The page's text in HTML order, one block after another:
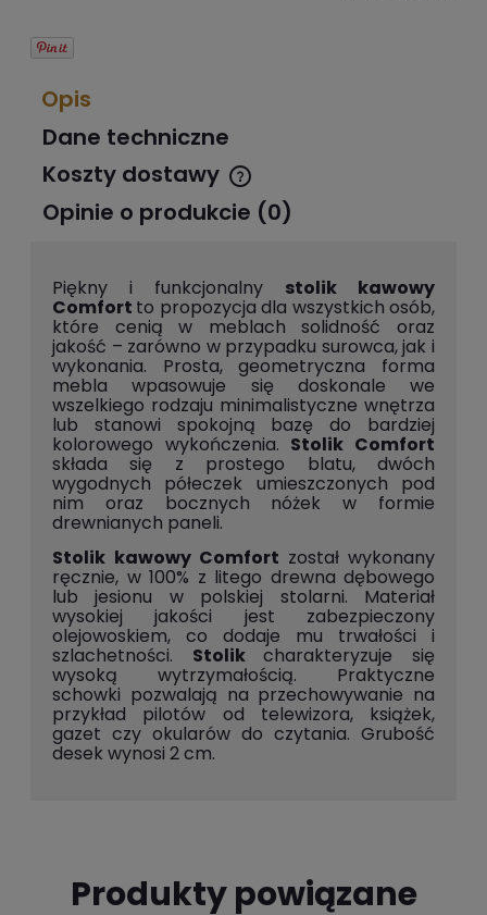
Opis
Dane techniczne
Koszty dostawy
Cena nie zawiera ewentualnych kosztów płatności
Opinie o produkcie (0)
Piękny i funkcjonalny stolik kawowy
Comfort to propozycja dla wszystkich osób,
które cenią w meblach solidność oraz
jakość – zarówno w przypadku surowca, jak i
wykonania. Prosta, geometryczna forma
mebla wpasowuje się doskonale we
wszelkiego rodzaju minimalistyczne wnętrza
lub stanowi spokojną bazę do bardziej
kolorowego wykończenia. Stolik Comfort
składa się z prostego blatu, dwóch
wygodnych półeczek umieszczonych pod
nim oraz bocznych nóżek w formie
drewnianych paneli.
Stolik kawowy Comfort został wykonany
ręcznie, w 100% z litego drewna dębowego
lub jesionu w polskiej stolarni. Materiał
wysokiej jakości jest zabezpieczony
olejowoskiem, co dodaje mu trwałości i
szlachetności. Stolikcharakteryzuje się
wysoką wytrzymałością. Praktyczne
schowki pozwalają na przechowywanie na
przykład pilotów od telewizora, książek,
gazet czy okularów do czytania. Grubość
desek wynosi 2 cm.
Produkty powiązane